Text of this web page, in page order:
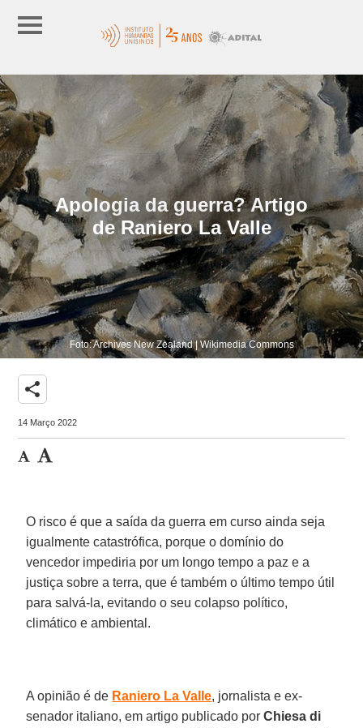
Apologia da guerra? Artigo
de Raniero La Valle
Foto: Archives New Zealand | Wikimedia Commons
share
14 Março 2022
O risco é que a saída da guerra em curso ainda seja
igualmente catastrófica, porque o domínio do
vencedor impediria por um longo tempo a paz e a
justiça sobre a terra, que é também o último tempo útil
para salvá-la, evitando o seu colapso político,
climático e ambiental.
A opinião é de Raniero La Valle, jornalista e ex-
senador italiano, em artigo publicado porChiesa di